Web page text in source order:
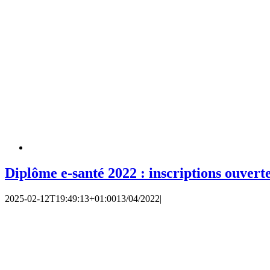
Diplôme e-santé 2022 : inscriptions
2025-02-12T19:49:13+01:0013/04/2022|